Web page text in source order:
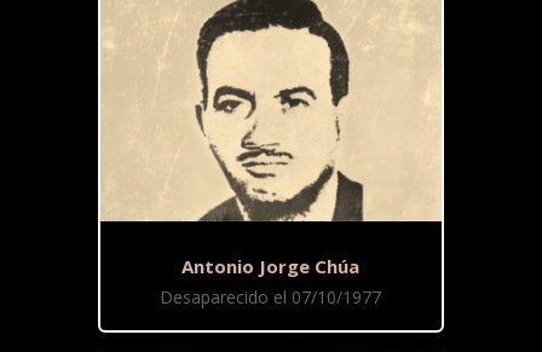
Antonio Jorge Chúa
Desaparecido el 07/10/1977